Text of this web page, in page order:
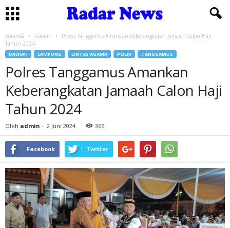
Beranda Daerah
Polres Tanggamus Amankan Keberangkatan Jamaah Calon Haji
Tahun 2024
DAERAH LAMPUNG LINTAS AGAMA POLRI TANGGAMUS
Polres Tanggamus Amankan
Keberangkatan Jamaah Calon Haji
Tahun 2024
Oleh admin - 2 Juni 2024 366
Facebook Twitter